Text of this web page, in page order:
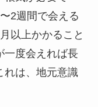
2週間で会える
以上かかること
一度会えれば長
れは、地元意識